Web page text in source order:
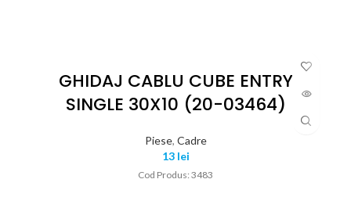
GHIDAJ CABLU CUBE ENTRY
SINGLE 30X10 (20-03464)
Piese, Cadre
13 lei
Cod Produs: 3483